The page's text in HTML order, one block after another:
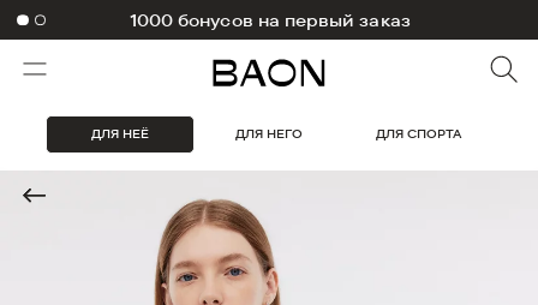
1000 бонусов на первый заказ
ДЛЯ НЕЁ ДЛЯ НЕГО ДЛЯ СПОРТА